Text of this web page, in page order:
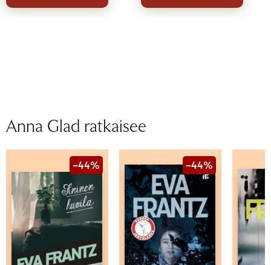
Anna Glad ratkaisee
–44% –44%